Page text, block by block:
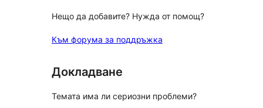
Нещо да добавите? Нужда от помощ?
Към форума за поддръжка
Докладване
Темата има ли сериозни проблеми?